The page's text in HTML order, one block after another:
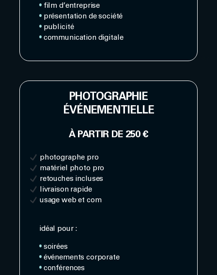
•film d’entreprise
•présentation de société
•publicité
•communication digitale
PHOTOGRAPHIE
ÉVÉNEMENTIELLE
À PARTIR DE 250 €
photographe pro
matériel photo pro
retouches incluses
livraison rapide
usage web et com
idéal pour :
•soirées
•événements corporate
•conférences